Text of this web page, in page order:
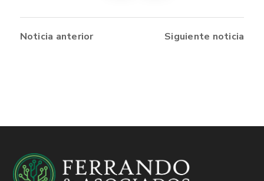
Noticia anterior Siguiente noticia